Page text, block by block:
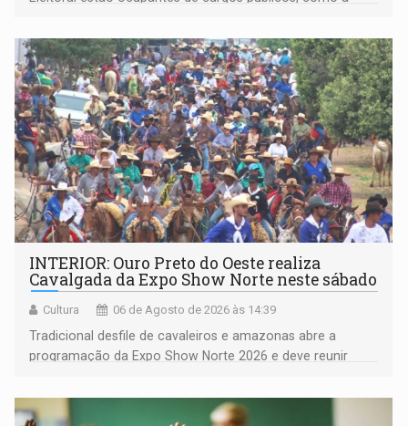
Pedro Geovar (PP) e a vice-prefeita Magna dos Anjos
(NOVO)
INTERIOR: Ouro Preto do Oeste realiza
Cavalgada da Expo Show Norte neste sábado
Cultura 06 de Agosto de 2026 às 14:39
Tradicional desfile de cavaleiros e amazonas abre a
programação da Expo Show Norte 2026 e deve reunir